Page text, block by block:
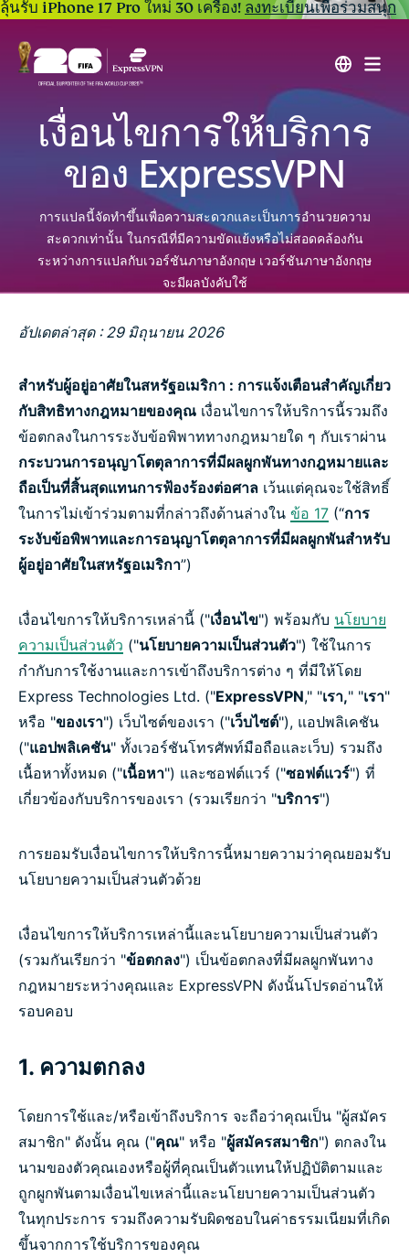
ลุ้นรับ iPhone 17 Pro ใหม่ 30 เครื่อง! ลงทะเบียนเพื่อร่วมสนุก
เงื่อนไขการให้บริการ
ของ ExpressVPN
การแปลนี้จัดทำขึ้นเพื่อความสะดวกและเป็นการอำนวยความ
สะดวกเท่านั้น ในกรณีที่มีความขัดแย้งหรือไม่สอดคล้องกัน
ระหว่างการแปลกับเวอร์ชันภาษาอังกฤษ เวอร์ชันภาษาอังกฤษ
จะมีผลบังคับใช้
อัปเดตล่าสุด : 29 มิถุนายน 2026
สำหรับผู้อยู่อาศัยในสหรัฐอเมริกา : การแจ้งเตือนสำคัญเกี่ยว
กับสิทธิทางกฎหมายของคุณ เงื่อนไขการให้บริการนี้รวมถึง
ข้อตกลงในการระงับข้อพิพาททางกฎหมายใด ๆ กับเราผ่าน
กระบวนการอนุญาโตตุลาการที่มีผลผูกพันทางกฎหมายและ
ถือเป็นที่สิ้นสุดแทนการฟ้องร้องต่อศาล เว้นแต่คุณจะใช้สิทธิ์
ในการไม่เข้าร่วมตามที่กล่าวถึงด้านล่างใน ข้อ 17 (“การ
ระงับข้อพิพาทและการอนุญาโตตุลาการที่มีผลผูกพันสำหรับ
ผู้อยู่อาศัยในสหรัฐอเมริกา”)
เงื่อนไขการให้บริการเหล่านี้ ("เงื่อนไข") พร้อมกับ นโยบาย
ความเป็นส่วนตัว ("นโยบายความเป็นส่วนตัว") ใช้ในการ
กำกับการใช้งานและการเข้าถึงบริการต่าง ๆ ที่มีให้โดย
Express Technologies Ltd. ("ExpressVPN," "เรา," "เรา"
หรือ "ของเรา") เว็บไซต์ของเรา ("เว็บไซต์"), แอปพลิเคชัน
("แอปพลิเคชัน" ทั้งเวอร์ชันโทรศัพท์มือถือและเว็บ) รวมถึง
เนื้อหาทั้งหมด ("เนื้อหา") และซอฟต์แวร์ ("ซอฟต์แวร์") ที่
เกี่ยวข้องกับบริการของเรา (รวมเรียกว่า "บริการ")
การยอมรับเงื่อนไขการให้บริการนี้หมายความว่าคุณยอมรับ
นโยบายความเป็นส่วนตัวด้วย
เงื่อนไขการให้บริการเหล่านี้และนโยบายความเป็นส่วนตัว
(รวมกันเรียกว่า "ข้อตกลง") เป็นข้อตกลงที่มีผลผูกพันทาง
กฎหมายระหว่างคุณและ ExpressVPN ดังนั้นโปรดอ่านให้
รอบคอบ
1. ความตกลง
โดยการใช้และ/หรือเข้าถึงบริการ จะถือว่าคุณเป็น "ผู้สมัคร
สมาชิก" ดังนั้น คุณ ("คุณ" หรือ "ผู้สมัครสมาชิก") ตกลงใน
นามของตัวคุณเองหรือผู้ที่คุณเป็นตัวแทนให้ปฏิบัติตามและ
ถูกผูกพันตามเงื่อนไขเหล่านี้และนโยบายความเป็นส่วนตัว
ในทุกประการ รวมถึงความรับผิดชอบในค่าธรรมเนียมที่เกิด
ขึ้นจากการใช้บริการของคุณ